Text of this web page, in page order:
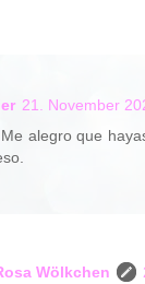
21. November
alegro que
Wölkchen